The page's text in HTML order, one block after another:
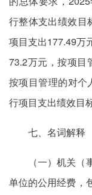
行整体支出绩效目
项目支出177.49万
73.2万元，按项目
按项目管理的对个
行项目支出绩效目
七、名词解释
（一）机关
单位的公用经费，